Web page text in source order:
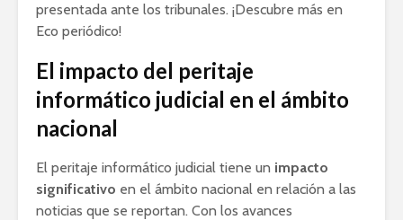
presentada ante los tribunales. ¡Descubre más en
Eco periódico!
El impacto del peritaje
informático judicial en el ámbito
nacional
El peritaje informático judicial tiene un impacto
significativo en el ámbito nacional en relación a las
noticias que se reportan. Con los avances